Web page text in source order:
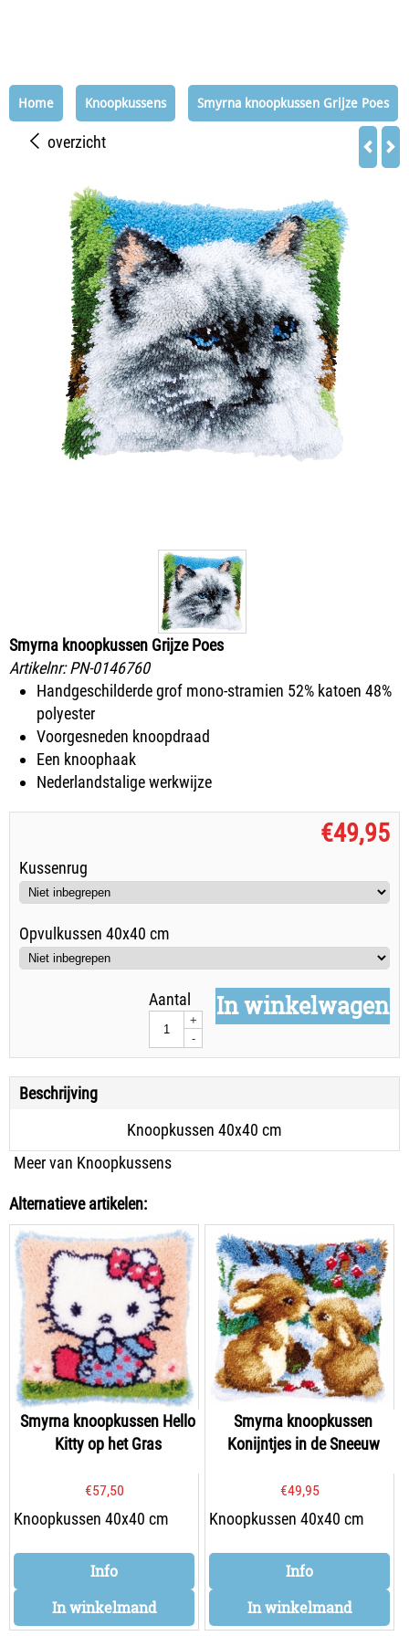
Home Knoopkussens Smyrna knoopkussen Grijze Poes
overzicht
Smyrna knoopkussen Grijze Poes
Artikelnr: PN-0146760
Handgeschilderde grof mono-stramien 52% katoen 48%
polyester
Voorgesneden knoopdraad
Een knoophaak
Nederlandstalige werkwijze
€49,95
Kussenrug
Opvulkussen 40x40 cm
Aantal
+
-
In winkelwagen
Beschrijving
Knoopkussen 40x40 cm
Meer van Knoopkussens
Alternatieve artikelen:
Smyrna knoopkussen Hello
Kitty op het Gras
€57,50
Knoopkussen 40x40 cm
Info
In winkelmand
Smyrna knoopkussen
Konijntjes in de Sneeuw
€49,95
Knoopkussen 40x40 cm
Info
In winkelmand